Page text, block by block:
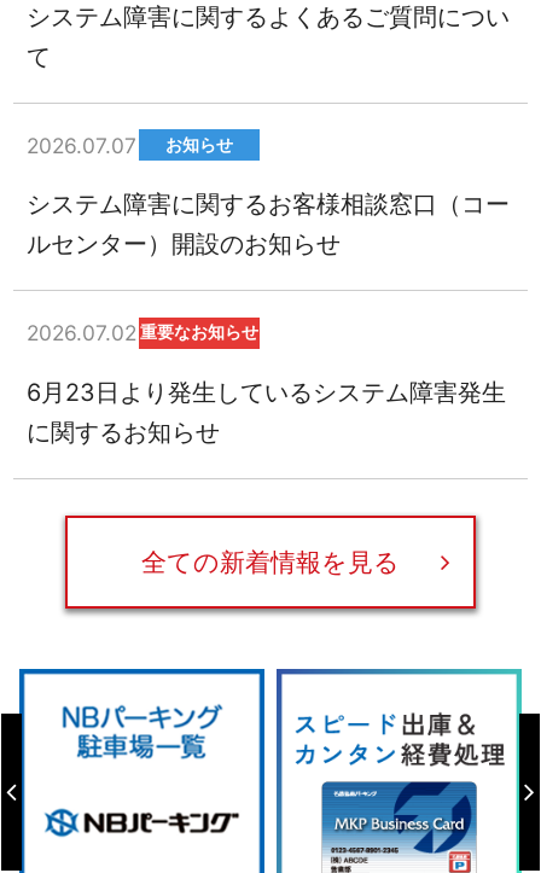
システム障害に関するよくあるご質問につい
て
2026.07.07 お知らせ
システム障害に関するお客様相談窓口（コー
ルセンター）開設のお知らせ
2026.07.02 重要なお知らせ
6月23日より発生しているシステム障害発生
に関するお知らせ
全ての新着情報を見る